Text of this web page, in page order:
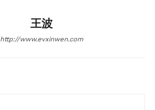
王波
http://www.evxinwen.com